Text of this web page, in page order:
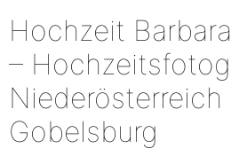
Hochzeit
–
Gobelsburg